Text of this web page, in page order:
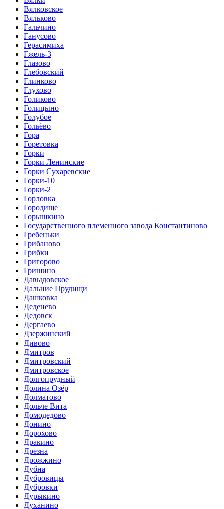
Вялковское
Вяльково
Гальчино
Ганусово
Герасимиха
Гжель-3
Глазово
Глебовский
Глинково
Глухово
Голиково
Голицыно
Голубое
Гольёво
Гора
Горетовка
Горки
Горки Ленинские
Горки Сухаревские
Горки-10
Горки-2
Горловка
Городище
Горышкино
Государственного племенного завода Константиново
Гребеньки
Грибаново
Грибки
Григорово
Гришино
Давыдовское
Дальние Прудищи
Дашковка
Деденево
Дедовск
Дергаево
Дзержинский
Дивово
Дмитров
Дмитровский
Дмитровское
Долгопрудный
Долина Озёр
Долматово
Дольче Вита
Домодедово
Донино
Дорохово
Дракино
Дрезна
Дрожжино
Дубна
Дубровицы
Дубровки
Дурыкино
Духанино